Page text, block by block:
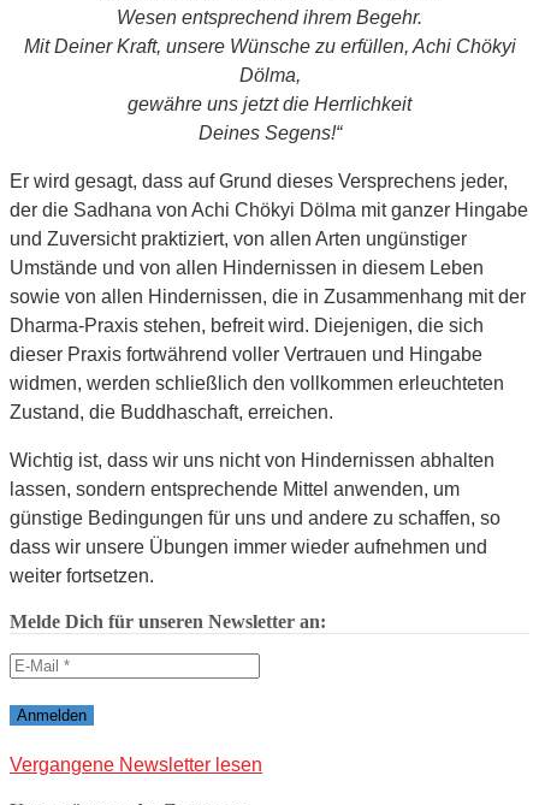
Wesen entsprechend ihrem Begehr.
Mit Deiner Kraft, unsere Wünsche zu erfüllen, Achi Chökyi
Dölma,
gewähre uns jetzt die Herrlichkeit
Deines Segens!“
Er wird gesagt, dass auf Grund dieses Versprechens jeder,
der die Sadhana von Achi Chökyi Dölma mit ganzer Hingabe
und Zuversicht praktiziert, von allen Arten ungünstiger
Umstände und von allen Hindernissen in diesem Leben
sowie von allen Hindernissen, die in Zusammenhang mit der
Dharma-Praxis stehen, befreit wird. Diejenigen, die sich
dieser Praxis fortwährend voller Vertrauen und Hingabe
widmen, werden schließlich den vollkommen erleuchteten
Zustand, die Buddhaschaft, erreichen.
Wichtig ist, dass wir uns nicht von Hindernissen abhalten
lassen, sondern entsprechende Mittel anwenden, um
günstige Bedingungen für uns und andere zu schaffen, so
dass wir unsere Übungen immer wieder aufnehmen und
weiter fortsetzen.
Melde Dich für unseren Newsletter an:
Vergangene Newsletter lesen